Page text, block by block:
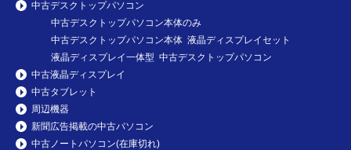
中古デスクトップパソコン
中古デスクトップパソコン本体のみ
中古デスクトップパソコン本体 液晶ディスプレイセット
液晶ディスプレイ一体型 中古デスクトップパソコン
中古液晶ディスプレイ
中古タブレット
周辺機器
新聞広告掲載の中古パソコン
中古ノートパソコン(在庫切れ)